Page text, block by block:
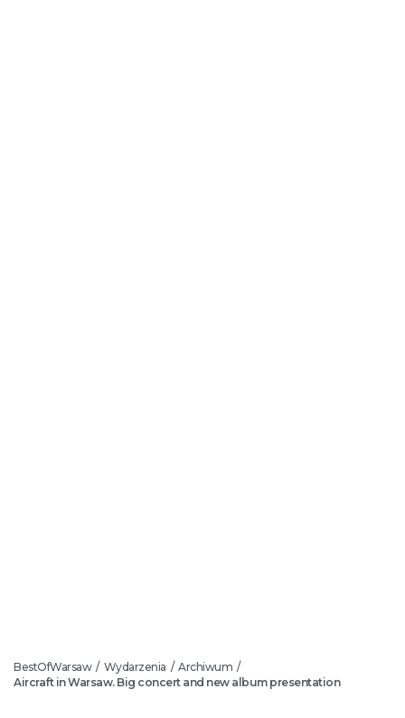
BestOfWarsaw / Wydarzenia / Archiwum /
Aircraft in Warsaw. Big concert and new album presentation